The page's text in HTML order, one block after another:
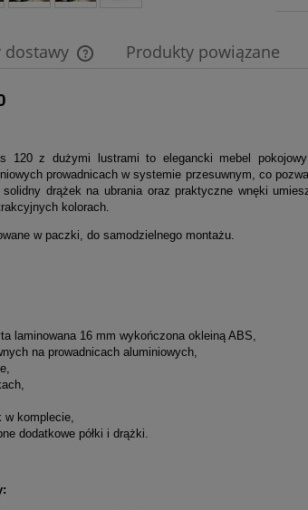
dostawy Produkty powiązane
120 z dużymi lustrami to elegancki mebel
prowadnicach w systemie przesuwnym, co
drążek na ubrania oraz praktyczne wnęki
kolorach.
w paczki, do samodzielnego montażu.
laminowana 16 mm wykończona okleiną ABS,
na prowadnicach aluminiowych,
w komplecie,
dodatkowe półki i drążki.